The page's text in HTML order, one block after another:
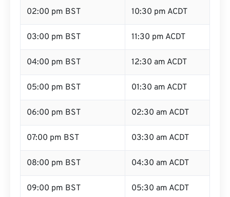
02:00 pm BST 10:30 pm ACDT
03:00 pm BST 11:30 pm ACDT
04:00 pm BST 12:30 am ACDT
05:00 pm BST 01:30 am ACDT
06:00 pm BST 02:30 am ACDT
07:00 pm BST 03:30 am ACDT
08:00 pm BST 04:30 am ACDT
09:00 pm BST 05:30 am ACDT